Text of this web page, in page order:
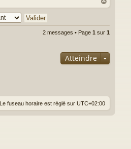
au
2 messages • Page 1 sur 1
Atteindre
Le fuseau horaire est réglé sur UTC+02:00